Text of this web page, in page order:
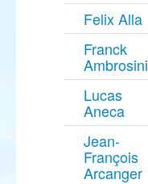
Felix Alla
Franck
Ambrosini
Lucas
Aneca
Jean-
François
Arcanger